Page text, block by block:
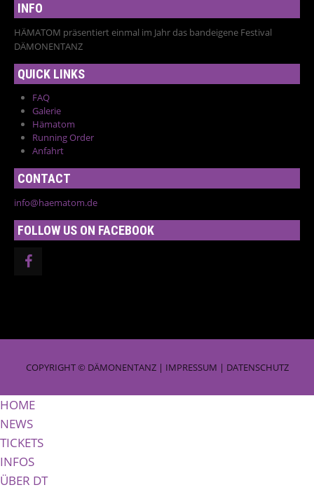
INFO
HÄMATOM präsentiert einmal im Jahr das bandeigene Festival
DÄMONENTANZ
QUICK LINKS
FAQ
Galerie
Hämatom
Running Order
Anfahrt
CONTACT
info@haematom.de
FOLLOW US ON FACEBOOK
COPYRIGHT © DÄMONENTANZ | IMPRESSUM | DATENSCHUTZ
HOME
NEWS
TICKETS
INFOS
ÜBER DT